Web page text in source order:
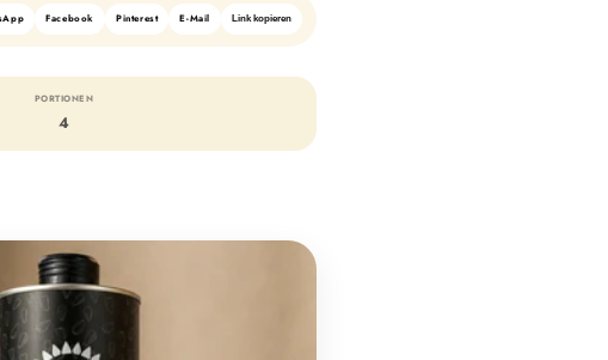
Facebook Pinterest E-Mail Link kopieren
PORTIONEN
4